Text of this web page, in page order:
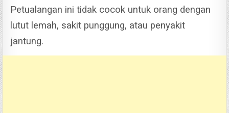
Petualangan ini tidak cocok untuk orang dengan
lutut lemah, sakit punggung, atau penyakit
jantung.